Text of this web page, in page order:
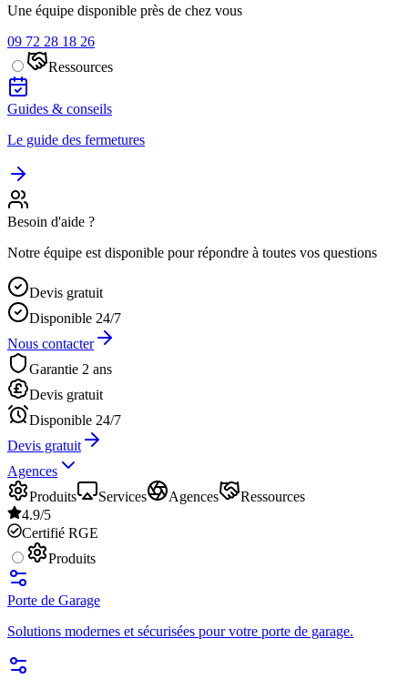
Une équipe disponible près de chez vous
09 72 28 18 26
Ressources
Guides & conseils
Le guide des fermetures
Besoin d'aide ?
Notre équipe est disponible pour répondre à toutes vos questions
Devis gratuit
Disponible 24/7
Nous contacter
Garantie 2 ans
Devis gratuit
Disponible 24/7
Devis gratuit
Agences
Produits
Services Agences
Ressources
4.9/5
Certifié RGE
Produits
Porte de Garage
Solutions modernes et sécurisées pour votre porte de garage.